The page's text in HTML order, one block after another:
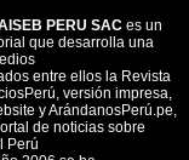
PERU SAC es un
que desarrolla una
entre ellos la Revista
versión impresa,
y ArándanosPerú.pe,
de noticias sobre
Perú